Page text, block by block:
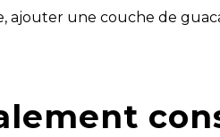
ajouter une couche de